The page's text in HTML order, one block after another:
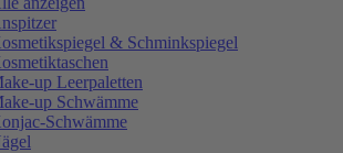
& Schminkspiegel
up Leerpaletten
up Schwämme
Schwämme